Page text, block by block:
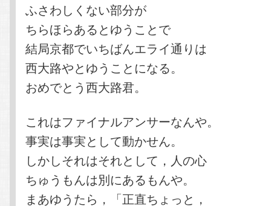
ふさわしくない部分が
ちらほらあるとゆうことで
結局京都でいちばんエライ通りは
西大路やとゆうことになる。
おめでとう西大路君。
これはファイナルアンサーなんや。
事実は事実として動かせん。
しかしそれはそれとして，人の心
ちゅうもんは別にあるもんや。
まあゆうたら，「正直ちょっと，